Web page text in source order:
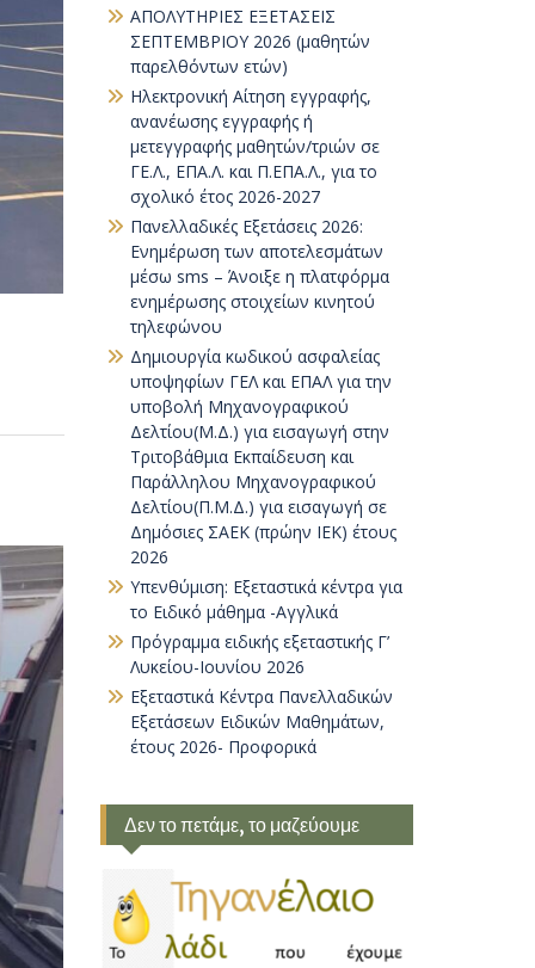
ΑΠΟΛΥΤΗΡΙΕΣ ΕΞΕΤΑΣΕΙΣ
ΣΕΠΤΕΜΒΡΙΟΥ 2026 (μαθητών
παρελθόντων ετών)
Ηλεκτρονική Αίτηση εγγραφής,
ανανέωσης εγγραφής ή
μετεγγραφής μαθητών/τριών σε
ΓΕ.Λ., ΕΠΑ.Λ. και Π.ΕΠΑ.Λ., για το
σχολικό έτος 2026-2027
Πανελλαδικές Εξετάσεις 2026:
Ενημέρωση των αποτελεσμάτων
μέσω sms – Άνοιξε η πλατφόρμα
ενημέρωσης στοιχείων κινητού
τηλεφώνου
Δημιουργία κωδικού ασφαλείας
υποψηφίων ΓΕΛ και ΕΠΑΛ για την
υποβολή Μηχανογραφικού
Δελτίου(Μ.Δ.) για εισαγωγή στην
Τριτοβάθμια Εκπαίδευση και
Παράλληλου Μηχανογραφικού
Δελτίου(Π.Μ.Δ.) για εισαγωγή σε
Δημόσιες ΣΑΕΚ (πρώην ΙΕΚ) έτους
2026
Υπενθύμιση: Εξεταστικά κέντρα για
το Ειδικό μάθημα -Αγγλικά
Πρόγραμμα ειδικής εξεταστικής Γ’
Λυκείου-Ιουνίου 2026
Εξεταστικά Κέντρα Πανελλαδικών
Εξετάσεων Ειδικών Μαθημάτων,
έτους 2026- Προφορικά
Δεν το πετάμε, το μαζεύουμε